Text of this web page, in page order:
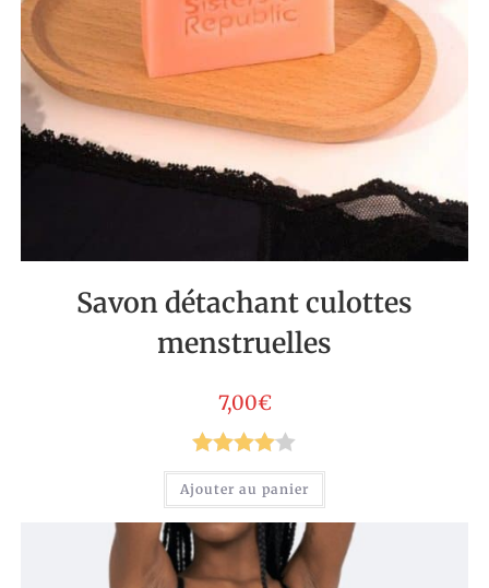
Savon détachant culottes
menstruelles
7,00€
Note4.00
sur 5
Ajouter au panier